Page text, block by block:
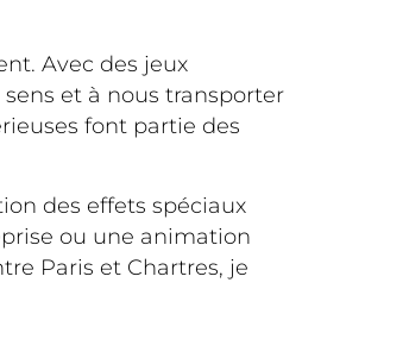
Avec des jeux
et à nous transporter
font partie des
des effets spéciaux
ou une animation
Paris et Chartres, je